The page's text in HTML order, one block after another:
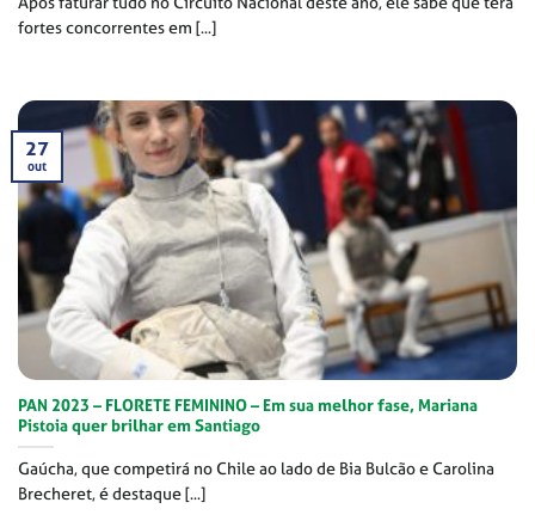
fortes concorrentes em [...]
PAN 2023 – FLORETE FEMININO – Em sua melhor fase, Mariana
Pistoia quer brilhar em Santiago
Gaúcha, que competirá no Chile ao lado de Bia Bulcão e Carolina
Brecheret, é destaque [...]
27
out